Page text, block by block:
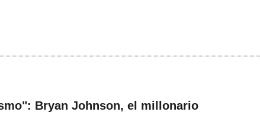
Bryan Johnson, el millonario